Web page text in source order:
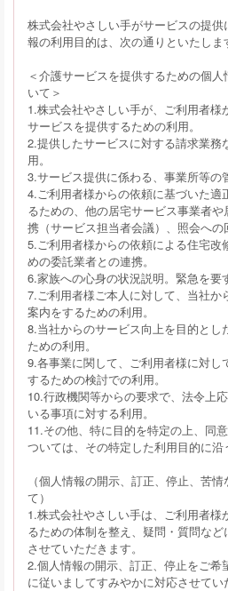
株式会社やさしい手がサービスの提
報の利用目的は、次の通りといたしま
＜介護サービスを提供するための個
いて＞
1.株式会社やさしい手が、ご利用者
サービスを提供するための利用。
2.提供したサービスに対する請求業務
用。
3.サービス提供に係わる、事業所等の
4.ご利用者様からの依頼に基づいた適
るための、他の居宅サービス事業者
携（サービス担当者会議）、照会への
5.ご利用者様からの依頼による住宅改
めの委託業者との連携。
6.家族への心身の状況説明。緊急を要
7.ご利用者様ご本人に対して、当社か
案内をするための利用。
8.当社からのサービス向上を目的とし
ための利用。
9.各事業に関して、ご利用者様に対し
するための検討での利用。
10.行政機関等からの要求で、法令上
いる事項に対する利用。
11.その他、特に目的を特定の上、同
ついては、その特定した利用目的に沿
（個人情報の開示、訂正、停止、苦
て）
1.株式会社やさしい手は、ご利用者様
るための体制を整え、疑問・質問な
させていただきます。
2.個人情報の開示、訂正、停止をご希
に従いましてすみやかに対応させてい